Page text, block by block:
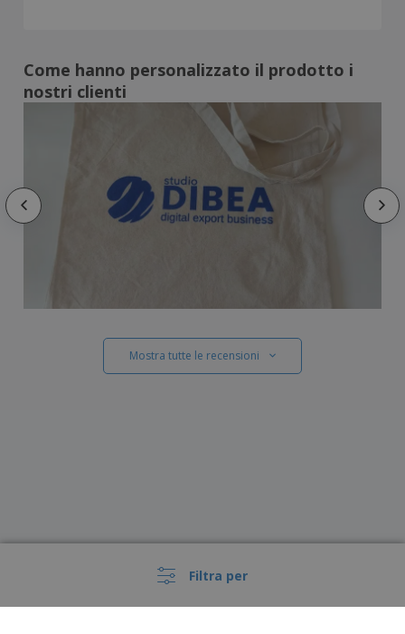
Filtra per
Come hanno personalizzato il prodotto i
nostri clienti
Mostra tutte le recensioni